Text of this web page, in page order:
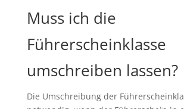
Muss ich die
Führerscheinklasse
umschreiben lassen?
Die Umschreibung der